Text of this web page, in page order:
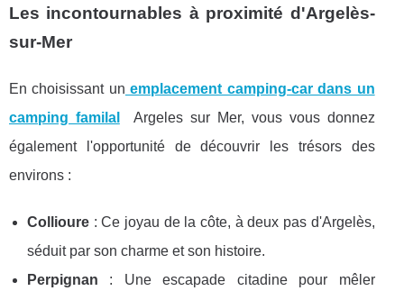
Les incontournables à proximité d'Argelès-
sur-Mer
En choisissant un emplacement camping-car dans un
camping familal
Argeles sur Mer, vous vous donnez
également l'opportunité de découvrir les trésors des
environs :
Collioure : Ce joyau de la côte, à deux pas d'Argelès,
séduit par son charme et son histoire.
Perpignan : Une escapade citadine pour mêler